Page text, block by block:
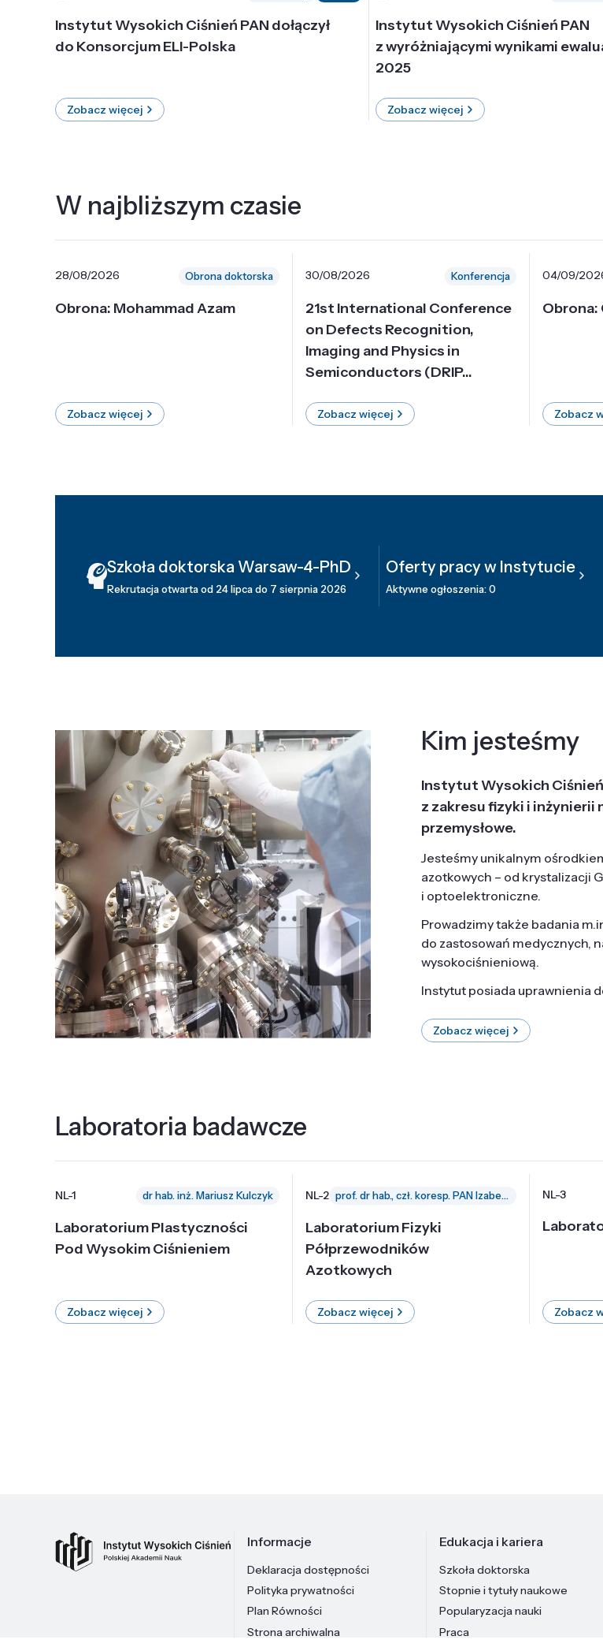
Instytut Wysokich Ciśnień PAN dołączył
do Konsorcjum ELI-Polska
Zobacz więcej
Instytut Wysokich Ciśnień PAN
z wyróżniającymi wynikami
2025
Zobacz więcej
W najbliższym czasie
28/08/2026 Obrona doktorska
Obrona: Mohammad Azam
Zobacz więcej
30/08/2026 Konferencja
21st International Conference
on Defects Recognition,
Imaging and Physics in
Semiconductors (DRIP...
Zobacz więcej
04/09/
Obrona:
Zobacz
Szkoła doktorska Warsaw-4-PhD
Rekrutacja otwarta od 24 lipca do 7 sierpnia 2026
Oferty pracy w Instytucie
Aktywne ogłoszenia: 0
Kim jesteśmy
Instytut Wysokich
z zakresu fizyki i inżynierii
przemysłowe.
Jesteśmy unikalnym
azotkowych – od krystalizacji
i optoelektroniczne.
Prowadzimy także badania
do zastosowań medycznych,
wysokociśnieniową.
Instytut posiada uprawnienia
Zobacz więcej
Laboratoria badawcze
NL-1 dr hab. inż. Mariusz Kulczyk
Laboratorium Plastyczności
Pod Wysokim Ciśnieniem
Zobacz więcej
NL-2 prof. dr hab., czł. koresp. PAN Izabella Grzegory
Laboratorium Fizyki
Półprzewodników
Azotkowych
Zobacz więcej
NL-3
Zobacz
Informacje
Deklaracja dostępności
Polityka prywatności
Plan Równości
Strona archiwalna
Edukacja i kariera
Szkoła doktorska
Stopnie i tytuły naukowe
Popularyzacja nauki
Praca